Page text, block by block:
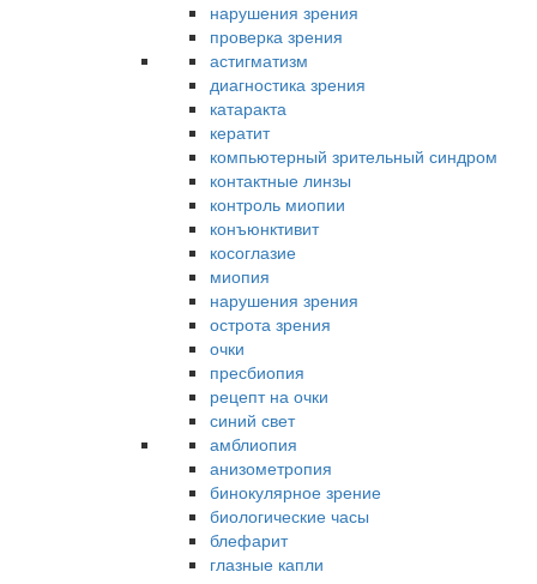
нарушения зрения
проверка зрения
астигматизм
диагностика зрения
катаракта
кератит
компьютерный зрительный синдром
контактные линзы
контроль миопии
конъюнктивит
косоглазие
миопия
нарушения зрения
острота зрения
очки
пресбиопия
рецепт на очки
синий свет
амблиопия
анизометропия
бинокулярное зрение
биологические часы
блефарит
глазные капли